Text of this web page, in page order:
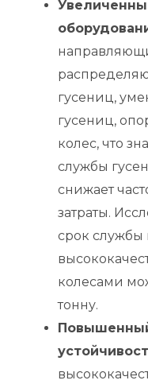
гусениц,
гусениц,
колес, что
службы
снижает
затраты.
срок службы
колесами
тонну.